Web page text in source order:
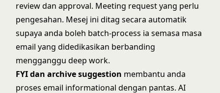
review dan approval. Meeting request yang perlu
pengesahan. Mesej ini ditag secara automatik
supaya anda boleh batch-process ia semasa masa
email yang didedikasikan berbanding
mengganggu deep work.
FYI dan archive suggestion membantu anda
proses email informational dengan pantas. AI